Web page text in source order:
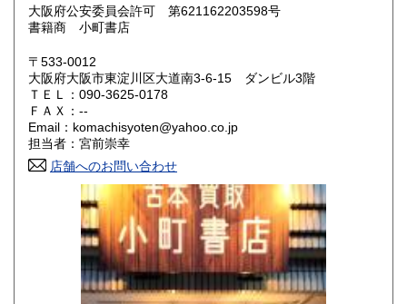
滋賀県
大阪府 350円
奈良県
鳥取県
350円 広島県
350円 徳島県
350円 愛媛県
福岡県
大阪府公安委員会許可 第621162203598号
書籍商 小町書店
〒533-0012
大阪府大阪市東淀川区大道南3-6-15 ダンビル3階
ＴＥＬ：090-3625-0178
ＦＡＸ：--
Email：komachisyoten@yahoo.co.jp
担当者：宮前崇幸
店舗へのお問い合わせ